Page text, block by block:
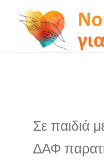
Μετάβαση
περιεχόμενο
Σε παιδιά
ΔΑΦ